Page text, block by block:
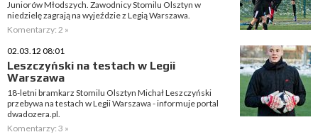
Juniorów Młodszych. Zawodnicy Stomilu Olsztyn w
niedzielę zagrają na wyjeździe z Legią Warszawa.
Komentarzy: 2 »
02.03.12 08:01
Leszczyński na testach w Legii
Warszawa
18-letni bramkarz Stomilu Olsztyn Michał Leszczyński
przebywa na testach w Legii Warszawa - informuje portal
dwadozera.pl.
Komentarzy: 3 »